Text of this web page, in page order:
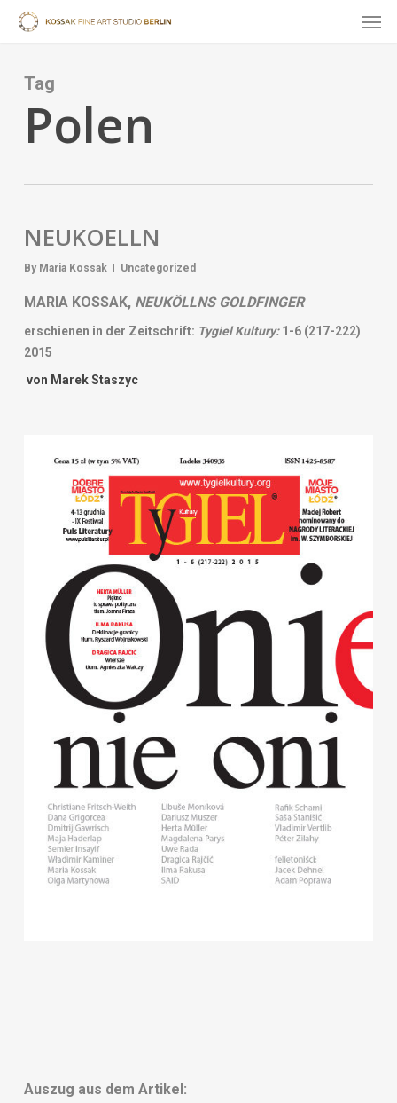
Skip
content
Tag
Polen
NEUKOELLN
By Maria Kossak Uncategorized
MARIA KOSSAK, NEUKÖLLNS GOLDFINGER
erschienen in der Zeitschrift: Tygiel Kultury:1-6 (217-222)
2015
von Marek Staszyc
Auszug aus dem Artikel: